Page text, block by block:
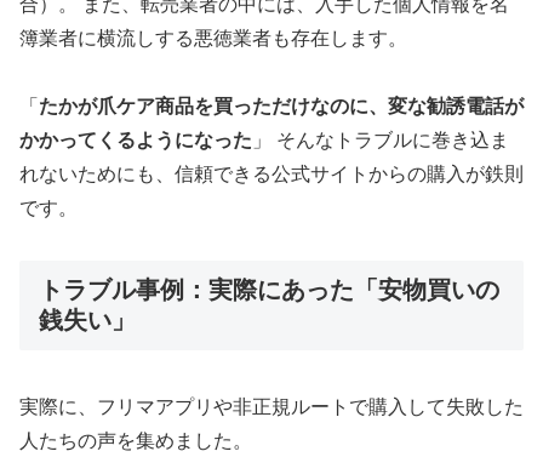
簿業者に横流しする悪徳業者も存在します。
「 たかが爪ケア商品を買っただけなのに、変な勧誘電話が
かかってくるようになった 」 そんなトラブルに巻き込ま
れないためにも、信頼できる公式サイトからの購入が鉄則
です。
トラブル事例：実際にあった「安物買いの
銭失い」
実際に、フリマアプリや非正規ルートで購入して失敗した
人たちの声を集めました。